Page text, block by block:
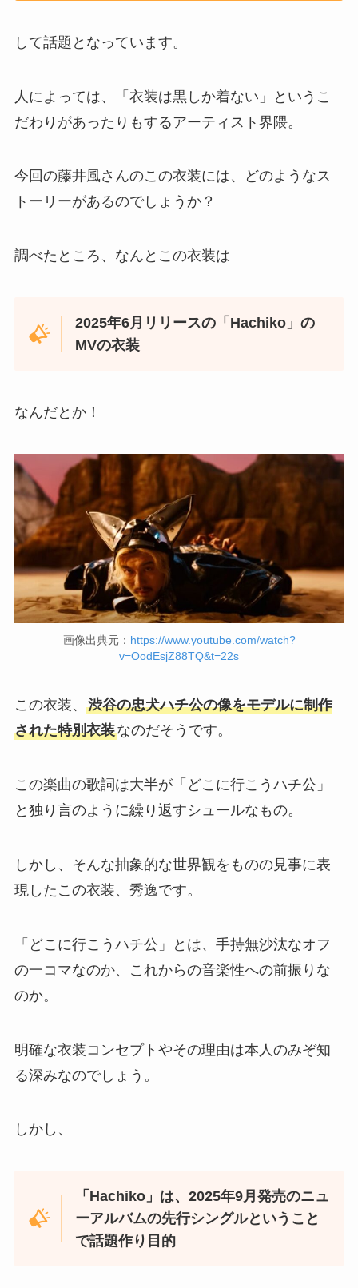
して話題となっています。
人によっては、「衣装は黒しか着ない」というこ
だわりがあったりもするアーティスト界隈。
今回の藤井風さんのこの衣装には、どのようなス
トーリーがあるのでしょうか？
調べたところ、なんとこの衣装は
2025年6月リリースの「Hachiko」の
MVの衣装
なんだとか！
画像出典元： https://www.youtube.com/watch?
v=OodEsjZ88TQ&t=22s
この衣装、 渋谷の忠犬ハチ公の像をモデルに制作
された特別衣装なのだそうです。
この楽曲の歌詞は大半が「どこに行こうハチ公」
と独り言のように繰り返すシュールなもの。
しかし、そんな抽象的な世界観をものの見事に表
現したこの衣装、秀逸です。
「どこに行こうハチ公」とは、手持無沙汰なオフ
の一コマなのか、これからの音楽性への前振りな
のか。
明確な衣装コンセプトやその理由は本人のみぞ知
る深みなのでしょう。
しかし、
「Hachiko」は、2025年9月発売のニュ
ーアルバムの先行シングルということ
で話題作り目的